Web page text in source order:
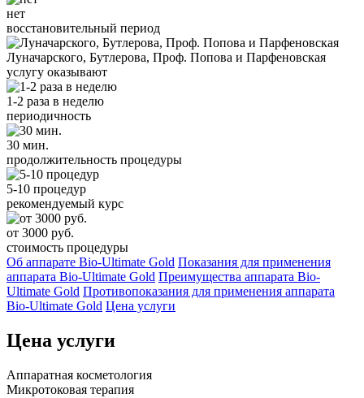
нет
восстановительный период
Луначарского, Бутлерова, Проф. Попова и Парфеновская
услугу оказывают
1-2 раза в неделю
периодичность
30 мин.
продолжительность процедуры
5-10 процедур
рекомендуемый курс
от 3000 руб.
стоимость процедуры
Об аппарате Bio-Ultimate Gold Показания для применения
аппарата Bio-Ultimate Gold Преимущества аппарата Bio-
Ultimate Gold Противопоказания для применения аппарата
Bio-Ultimate Gold Цена услуги
Цена услуги
Аппаратная косметология
Микротоковая терапия